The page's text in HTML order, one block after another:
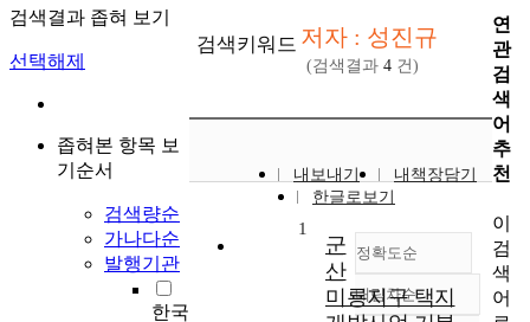
검색결과 좁혀 보기
선택해제
좁혀본 항목 보
기순서
검색량순
가나다순
발행기관
한국
검색키워드 저자 : 성진규
(검색결과 4 건)
내보내기
내책장담기
한글로보기
정확도순
정확도
내림차순
1
군
산
미룡지구 택지
연
관
검
색
어
추
천
이
검
색
어